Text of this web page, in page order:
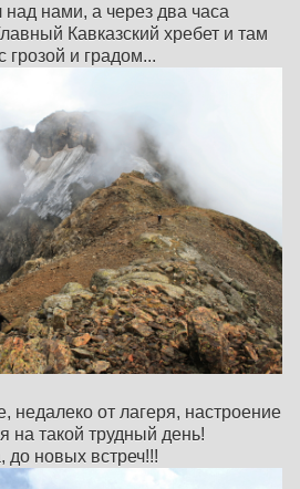
нами, а через два часа
Кавказский хребет и там
грозой и градом...
недалеко от лагеря, настроение
на такой трудный день!
до новых встреч!!!